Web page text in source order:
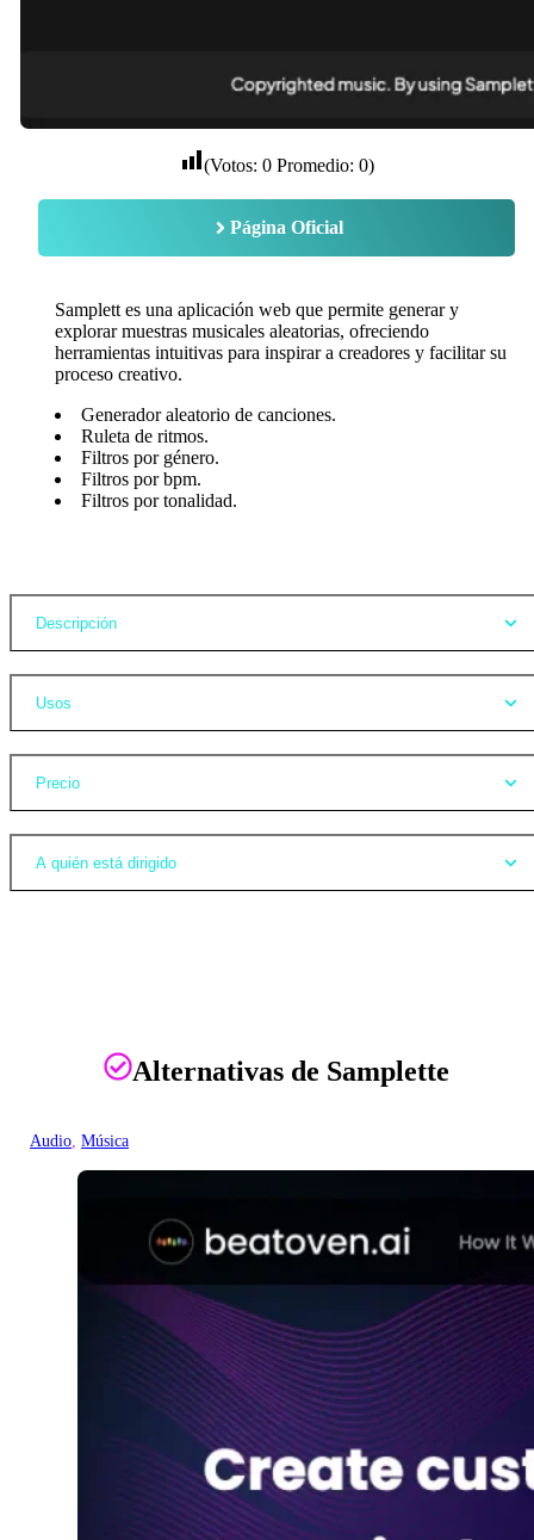
(Votos: 0Promedio: 0)
Página Oficial
Samplett es una aplicación web que permite generar y
explorar muestras musicales aleatorias, ofreciendo
herramientas intuitivas para inspirar a creadores y facilitar su
proceso creativo.
Generador aleatorio de canciones.
Ruleta de ritmos.
Filtros por género.
Filtros por bpm.
Filtros por tonalidad.
Descripción
Usos
Precio
A quién está dirigido
Alternativas de Samplette
Audio, Música